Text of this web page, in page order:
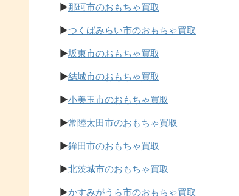
▶那珂市のおもちゃ買取
▶つくばみらい市のおもちゃ買取
▶坂東市のおもちゃ買取
▶結城市のおもちゃ買取
▶小美玉市のおもちゃ買取
▶常陸太田市のおもちゃ買取
▶鉾田市のおもちゃ買取
▶北茨城市のおもちゃ買取
▶かすみがうら市のおもちゃ買取